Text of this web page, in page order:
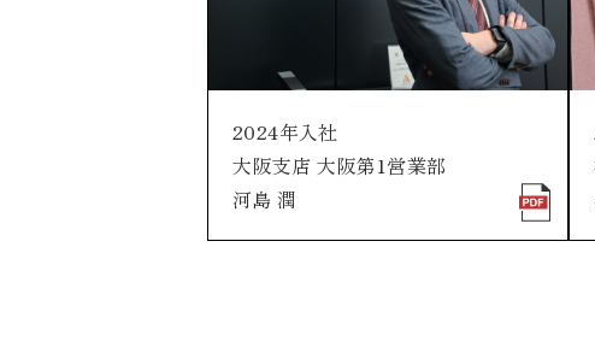
2024年入社
大阪支店 大阪第1営業部
河島 潤